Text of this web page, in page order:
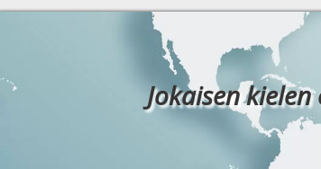
Jokaisen